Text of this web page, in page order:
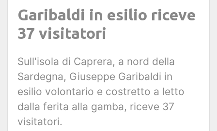
Garibaldi in esilio riceve
37 visitatori
Sull'isola di Caprera, a nord della
Sardegna, Giuseppe Garibaldi in
esilio volontario e costretto a letto
dalla ferita alla gamba, riceve 37
visitatori.